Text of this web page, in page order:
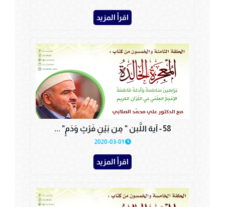
اقرأ المزيد
58 - آية اللَّبن " مِن بَيْنِ فَرْثٍ وَدَمٍ" ...
اقرأ المزيد